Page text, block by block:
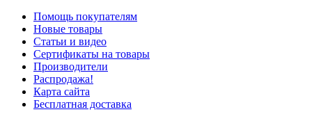
Помощь покупателям
Новые товары
Статьи и видео
Сертификаты на товары
Производители
Распродажа!
Карта сайта
Бесплатная доставка